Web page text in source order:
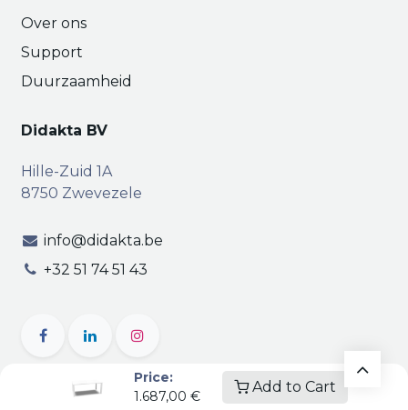
Price:
1.687,00 €
Add to Cart
Over ons
Support
Duurzaamheid
Didakta BV
Hille-Zuid 1A
8750 Zwevezele
info@didakta.be
+32 51 74 51 43